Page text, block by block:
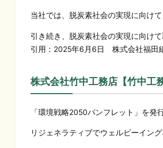
当社では、脱炭素社会の実現に向け
引き続き、脱炭素社会の実現に向けて
引用：2025年6月6日 株式会社福田
株式会社竹中工務店【竹中工
「環境戦略2050パンフレット」を発
リジェネラティブでウェルビーイン